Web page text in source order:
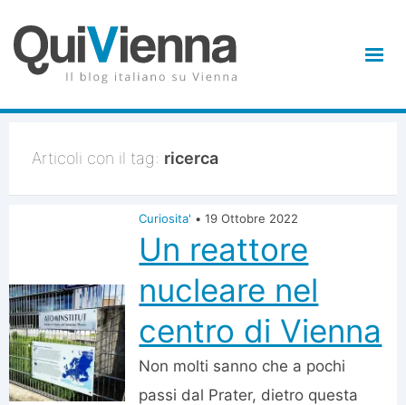
Articoli con il tag: ricerca
Curiosita' • 19 Ottobre 2022
Un reattore
nucleare nel
centro di Vienna
Non molti sanno che a pochi
passi dal Prater, dietro questa